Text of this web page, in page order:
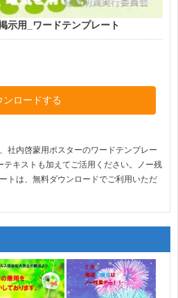
示用_ワードテンプレート
ンロードする
社内啓蒙用ポスターのワードテンプレー
テキストも加えてご活用ください。ノー残
トは、無料ダウンロードでご利用いただ